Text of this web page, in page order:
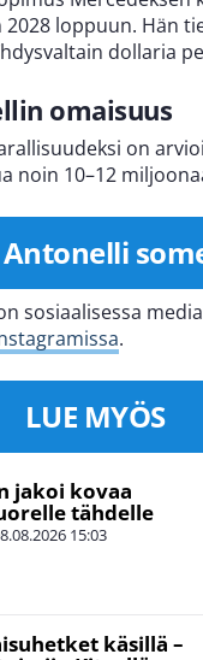
2028 loppuun. Hän
dollaria
omaisuus
on
noin 10–12
sosiaalisessa
.
LUE MYÖS
jakoi kovaa
tähdelle
15:03
käsillä –